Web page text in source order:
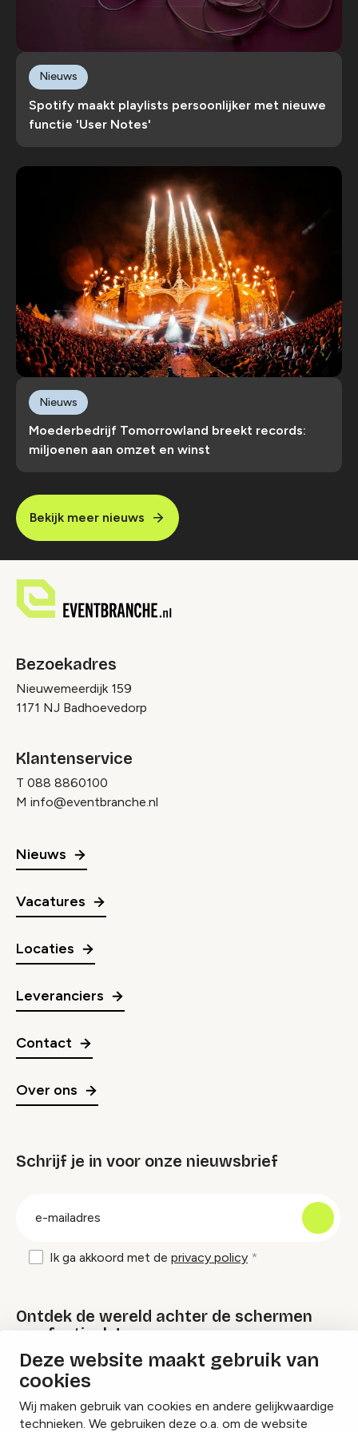
Deze website maakt gebruik van
cookies
Wij maken gebruik van cookies en andere gelijkwaardige
technieken. We gebruiken deze o.a. om de website
Spotify maakt playlists persoonlijker met nieuwe
functie 'User Notes'
Nieuws
Moederbedrijf Tomorrowland breekt records:
miljoenen aan omzet en winst
Nieuws
Bekijk meer nieuws
Bezoekadres
Nieuwemeerdijk 159
1171 NJ Badhoevedorp
Klantenservice
T 088 8860100
M info@eventbranche.nl
Nieuws
Vacatures
Locaties
Leveranciers
Contact
Over ons
Schrijf je in voor onze nieuwsbrief
Ik ga akkoord met de privacy policy
Ontdek de wereld achter de schermen
van festivals!
Lees onze Festival Specials